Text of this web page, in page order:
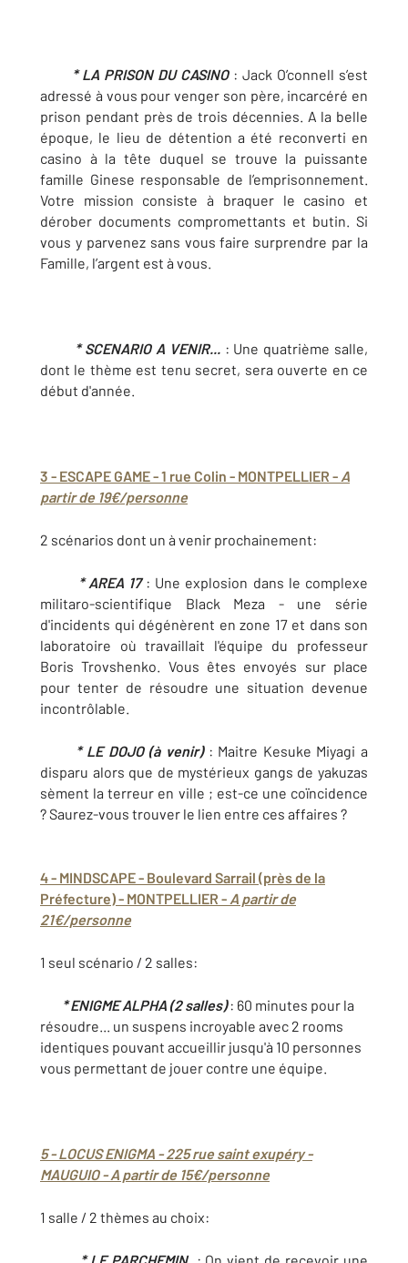
* LA PRISON DU CASINO: Jack O’connell s’est
adressé à vous pour venger son père, incarcéré en
prison pendant près de trois décennies. A la belle
époque, le lieu de détention a été reconverti en
casino à la tête duquel se trouve la puissante
famille Ginese responsable de l’emprisonnement.
Votre mission consiste à braquer le casino et
dérober documents compromettants et butin. Si
vous y parvenez sans vous faire surprendre par la
Famille, l’argent est à vous.
* SCENARIO A VENIR...: Une quatrième salle,
dont le thème est tenu secret, sera ouverte en ce
début d'année.
3 - ESCAPE GAME - 1 rue Colin - MONTPELLIER - A
partir de 19€/personne
2 scénarios dont un à venir prochainement:
* AREA 17: Une explosion dans le complexe
militaro-scientifique Black Meza - une série
d'incidents qui dégénèrent en zone 17 et dans son
laboratoire où travaillait l'équipe du professeur
Boris Trovshenko. Vous êtes envoyés sur place
pour tenter de résoudre une situation devenue
incontrôlable.
* LE DOJO (à venir) : Maitre Kesuke Miyagi a
disparu alors que de mystérieux gangs de yakuzas
sèment la terreur en ville ; est-ce une coïncidence
? Saurez-vous trouver le lien entre ces affaires ?
4 - MINDSCAPE - Boulevard Sarrail (près de la
Préfecture) - MONTPELLIER - A partir de
21€/personne
1 seul scénario / 2 salles:
* ENIGME ALPHA (2 salles): 60 minutes pour la
résoudre... un suspens incroyable avec 2 rooms
identiques pouvant accueillir jusqu'à 10 personnes
vous permettant de jouer contre une équipe.
5 - LOCUS ENIGMA - 225 rue saint exupéry -
MAUGUIO -A partir de 15€/personne
1 salle / 2 thèmes au choix: